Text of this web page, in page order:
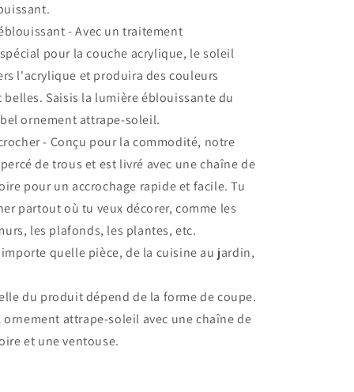
- Avec un traitement
pour la couche acrylique, le soleil
l'acrylique et produira des couleurs
Saisis la lumière éblouissante du
ornement attrape-soleil.
- Conçu pour la commodité, notre
de trous et est livré avec une chaîne de
pour un accrochage rapide et facile. Tu
partout où tu veux décorer, comme les
les plafonds, les plantes, etc.
quelle pièce, de la cuisine au jardin,
du produit dépend de la forme de coupe.
ornement attrape-soleil avec une chaîne de
et une ventouse.